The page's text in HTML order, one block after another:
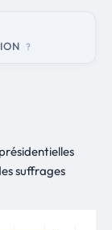
?
suffrages